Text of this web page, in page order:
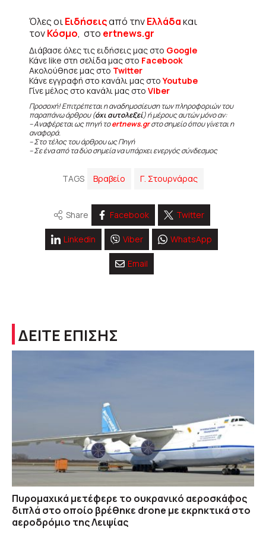
Όλες οιΕιδήσειςαπό τηνΕλλάδακαι
τονΚόσμο, στο ertnews.gr
Διάβασε όλες τις ειδήσεις μας στο Google
Κάνε like στη σελίδα μας στο Facebook
Ακολούθησε μας στο Twitter
Κάνε εγγραφή στο κανάλι μας στοYoutube
Γίνε μέλος στο κανάλι μας στο Viber
Προσοχή! Επιτρέπεται η αναδημοσίευση των πληροφοριών του
παραπάνω άρθρου (όχι αυτολεξεί) ή μέρους αυτών μόνο αν:
– Αναφέρεται ως πηγή τοertnews.grστο σημείο όπου γίνεται η
αναφορά.
– Στο τέλος του άρθρου ως Πηγή
– Σε ένα από τα δύο σημεία να υπάρχει ενεργός σύνδεσμος
TAGS Βραβείο Γ. Στουρνάρας
Share Facebook Twitter
Linkedin Viber WhatsApp
Email
ΔΕΙΤΕ ΕΠΙΣΗΣ
Πυρομαχικά μετέφερε το ουκρανικό αεροσκάφος
διπλά στο οποίο βρέθηκε drone με εκρηκτικά στο
αεροδρόμιο της Λειψίας